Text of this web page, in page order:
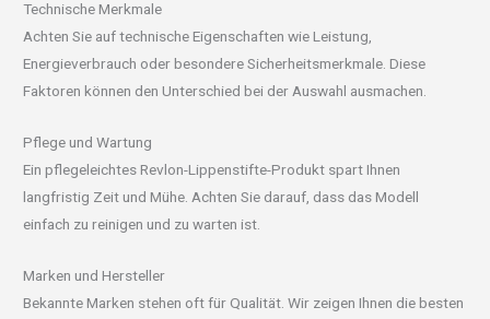
Technische Merkmale
Achten Sie auf technische Eigenschaften wie Leistung,
Energieverbrauch oder besondere Sicherheitsmerkmale. Diese
Faktoren können den Unterschied bei der Auswahl ausmachen.
Pflege und Wartung
Ein pflegeleichtes Revlon-Lippenstifte-Produkt spart Ihnen
langfristig Zeit und Mühe. Achten Sie darauf, dass das Modell
einfach zu reinigen und zu warten ist.
Marken und Hersteller
Bekannte Marken stehen oft für Qualität. Wir zeigen Ihnen die besten